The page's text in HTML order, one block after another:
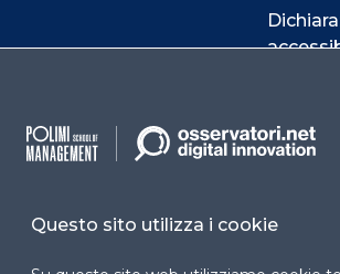
Questo sito utilizza i cookie